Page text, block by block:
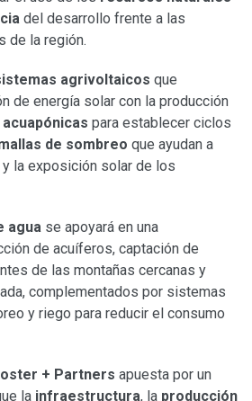
del desarrollo frente a las
de la región.
agrivoltaicos que
de energía solar con la producción
para establecer ciclos
de sombreo que ayudan a
la exposición solar de los
agua se apoyará en una
de acuíferos, captación de
de las montañas cercanas y
complementados por sistemas
y riego para reducir el consumo
+ Partners apuesta por un
la infraestructura, la producción